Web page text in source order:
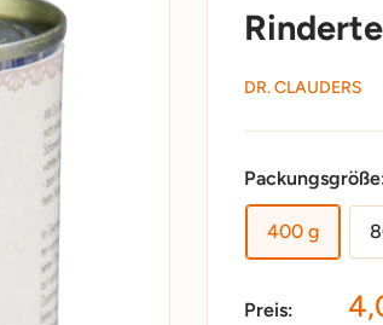
DR. CLAUDERS
400 g
Preis: